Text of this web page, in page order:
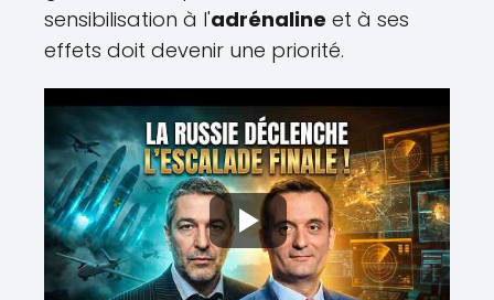
sensibilisation à l'adrénaline et à ses
effets doit devenir une priorité.